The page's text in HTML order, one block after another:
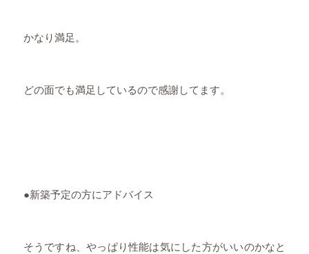
かなり満足。
どの面でも満足しているので感謝してます。
●新築予定の方にアドバイス
そうですね、やっぱり性能は気にした方がいいのかなと